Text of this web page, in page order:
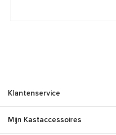
Klantenservice
Mijn Kastaccessoires